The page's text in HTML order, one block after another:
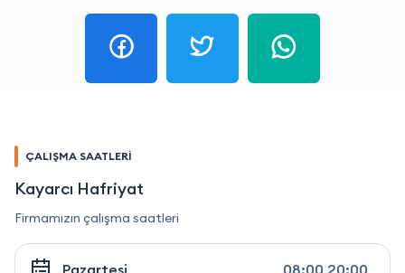
ÇALIŞMA SAATLERİ
Kayarcı Hafriyat
Firmamızın çalışma saatleri